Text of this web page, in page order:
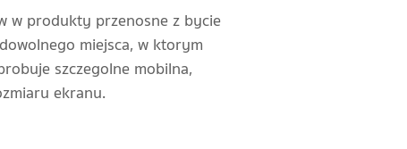
w produkty przenosne z bycie
miejsca, w ktorym
szczegolne mobilna,
ekranu.